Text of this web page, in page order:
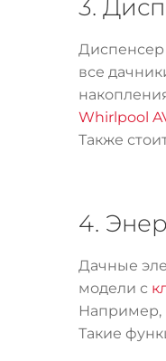
3.
Диспенсер
все
Whirlpool
Также
4.
Дачные
модели с
Например,
Такие